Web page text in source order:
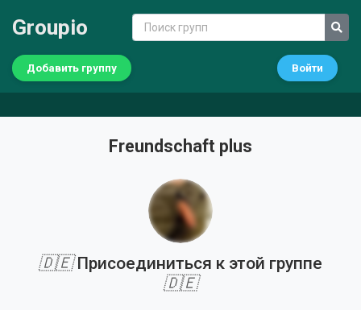
Groupio
Добавить группу Войти
Freundschaft plus
🇩🇪Присоединиться к этой группе
🇩🇪